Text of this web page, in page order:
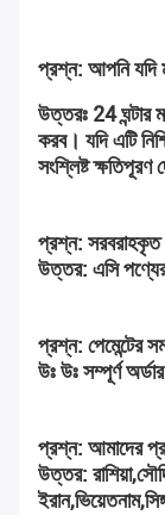
প্রশ্ন: আপনি যদি
উত্তরঃ 24 ঘন্টার
করব। যদি এটি
সংশ্লিষ্ট ক্ষতিপূরণ
প্রশ্ন: সরবরাহকৃত
উত্তর: এসি পণ্যের
প্রশ্ন: পেমেন্টের
উঃ উঃ সম্পূর্ণ
প্রশ্ন: আমাদের
উত্তর: